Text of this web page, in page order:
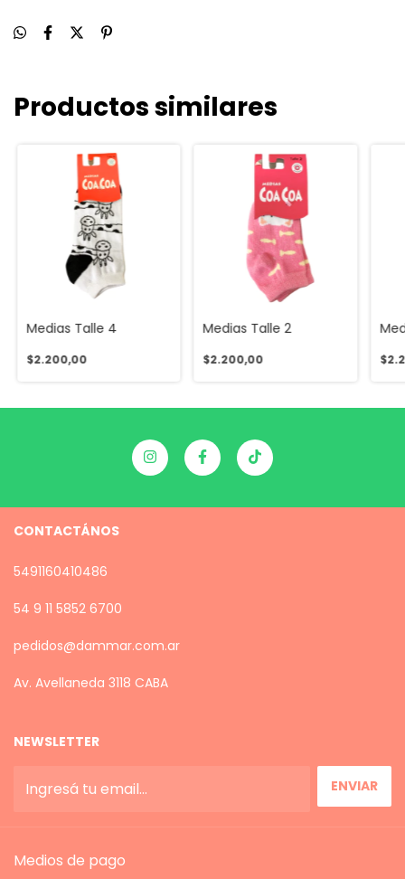
Productos similares
Medias Talle 4
$2.200,00
Medias Talle 2
$2.200,00
CONTACTÁNOS
5491160410486
54 9 11 5852 6700
pedidos@dammar.com.ar
Av. Avellaneda 3118 CABA
NEWSLETTER
Medios de pago